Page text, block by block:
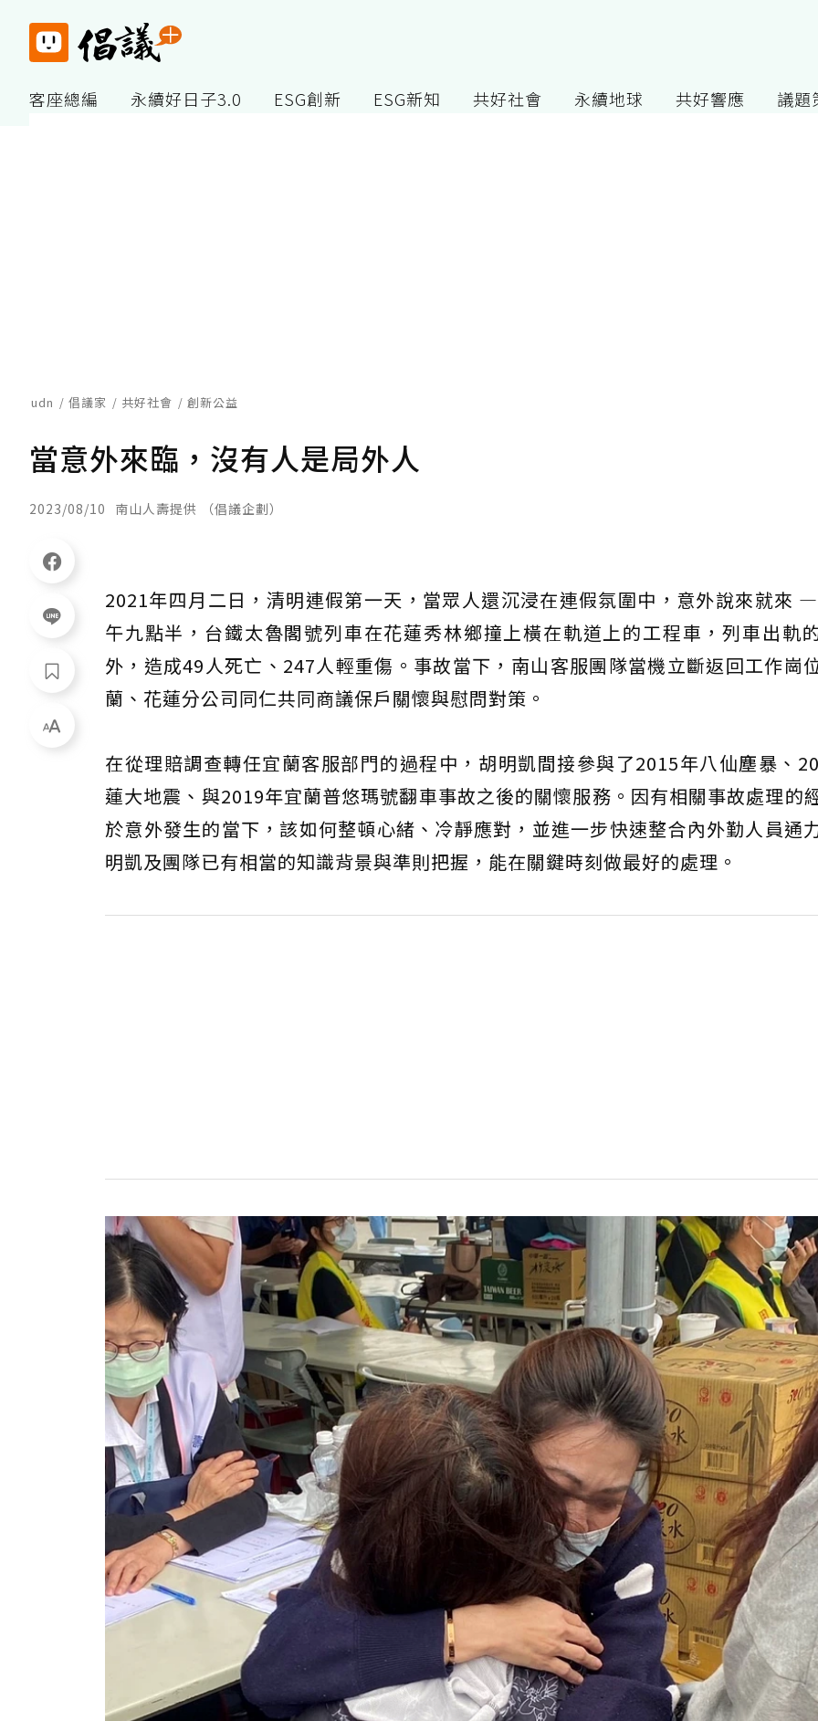
客座總編 永續好日子3.0 ESG創新 ESG新知 共好社會 永續地球 共好響應 議題
udn 倡議家 共好社會 創新公益
當意外來臨，沒有人是局外人
2023/08/10 南山人壽提供 （倡議企劃）
2021年四月二日，清明連假第一天，當眾人還沉浸在連假氛圍中，意外說來就來
午九點半，台鐵太魯閣號列車在花蓮秀林鄉撞上橫在軌道上的工程車，列車出軌
外，造成49人死亡、247人輕重傷。事故當下，南山客服團隊當機立斷返回工作崗
蘭、花蓮分公司同仁共同商議保戶關懷與慰問對策。
在從理賠調查轉任宜蘭客服部門的過程中，胡明凱間接參與了2015年八仙塵暴、
蓮大地震、與2019年宜蘭普悠瑪號翻車事故之後的關懷服務。因有相關事故處理的
於意外發生的當下，該如何整頓心緒、冷靜應對，並進一步快速整合內外勤人員通
明凱及團隊已有相當的知識背景與準則把握，能在關鍵時刻做最好的處理。